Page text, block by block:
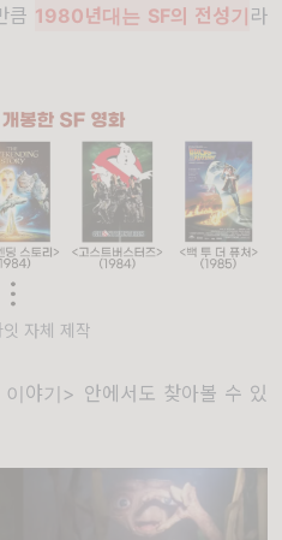
큼 1980년대는 SF의 전성기 라
자체 제작
야기> 안에서도 찾아볼 수 있